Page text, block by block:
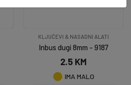
KLJUČEVI & NASADNI ALATI
Inbus dugi 8mm - 9187
2.5 KM
IMA MALO